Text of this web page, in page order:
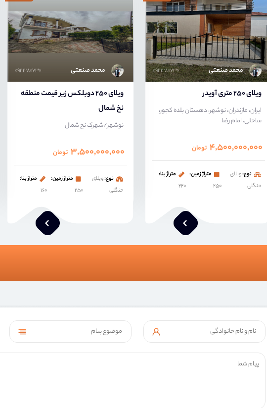
محمد صنعتی ۰۹۱۱۱۲۸۰۷۳۰
ویلای 250 متری آویدر
ایران، مازندران، نوشهر، دهستان بلده کجور،
ساحلی، امام رضا
۴,۵۰۰,۰۰۰,۰۰۰ تومان
نوع:ویلای
حنگلی
متراژ زمین:
۲۵۰
متراژ بنا:
۲۲۰
محمد صنعتی ۰۹۱۱۱۲۸۰۷۳۰
ویلای 250 دوبلکس زیر قیمت منطقه
نخ شمال
نوشهر/شهرک نخ شمال
۳,۵۰۰,۰۰۰,۰۰۰ تومان
نوع:ویلای
حنگلی
متراژ زمین:
۲۵۰
متراژ بنا:
۱۶۰